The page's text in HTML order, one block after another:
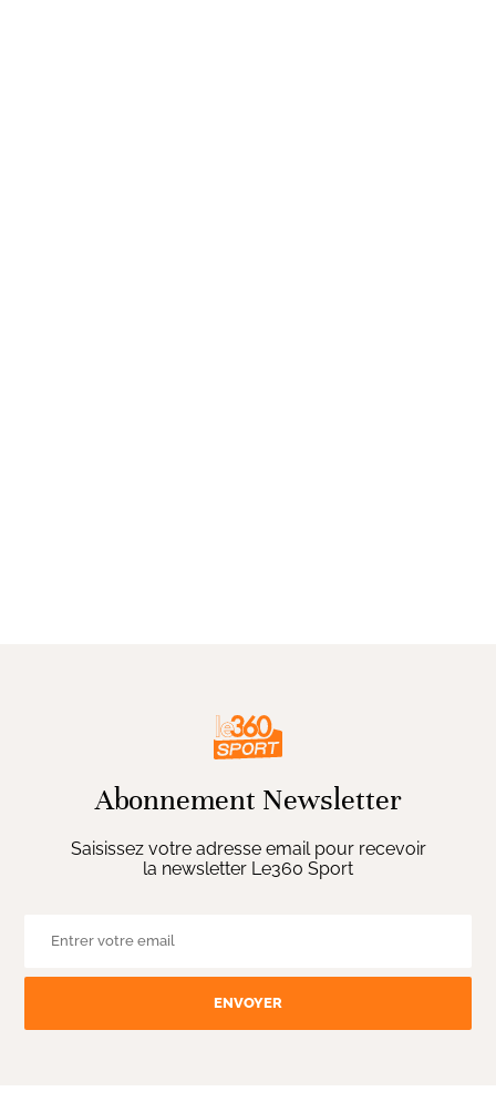
Abonnement Newsletter
Saisissez votre adresse email pour recevoir
la newsletter Le360 Sport
ENVOYER